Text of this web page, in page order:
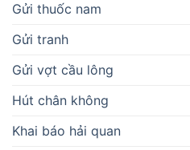
Gửi thuốc nam
Gửi tranh
Gửi vợt cầu lông
Hút chân không
Khai báo hải quan